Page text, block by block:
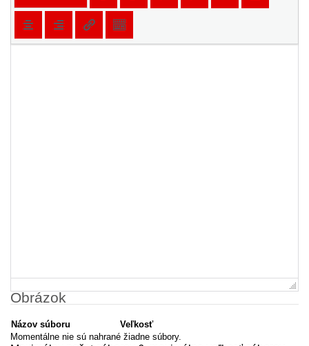
Obrázok
Názov súboru
Veľkosť
Momentálne nie sú nahrané žiadne súbory.